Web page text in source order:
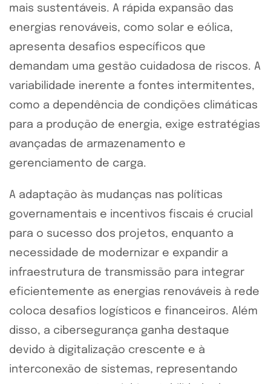
mais sustentáveis. A rápida expansão das
energias renováveis, como solar e eólica,
apresenta desafios específicos que
demandam uma gestão cuidadosa de riscos. A
variabilidade inerente a fontes intermitentes,
como a dependência de condições climáticas
para a produção de energia, exige estratégias
avançadas de armazenamento e
gerenciamento de carga.
A adaptação às mudanças nas políticas
governamentais e incentivos fiscais é crucial
para o sucesso dos projetos, enquanto a
necessidade de modernizar e expandir a
infraestrutura de transmissão para integrar
eficientemente as energias renováveis à rede
coloca desafios logísticos e financeiros. Além
disso, a cibersegurança ganha destaque
devido à digitalização crescente e à
interconexão de sistemas, representando